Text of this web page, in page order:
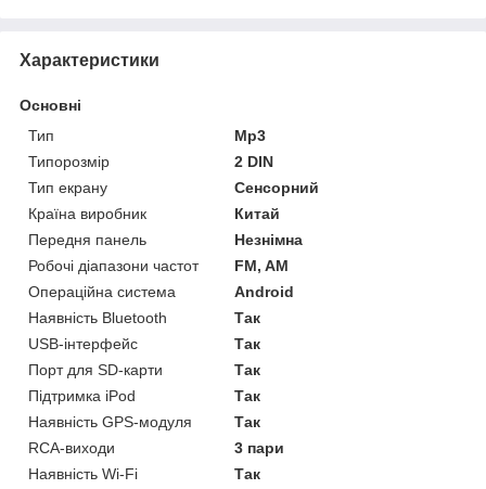
Характеристики
Основні
Тип
Mp3
Типорозмір
2 DIN
Тип екрану
Сенсорний
Країна виробник
Китай
Передня панель
Незнімна
Робочі діапазони частот
FM, AM
Операційна система
Android
Наявність Bluetooth
Так
USB-інтерфейс
Так
Порт для SD-карти
Так
Підтримка iPod
Так
Наявність GPS-модуля
Так
RCA-виходи
3 пари
Наявність Wi-Fi
Так